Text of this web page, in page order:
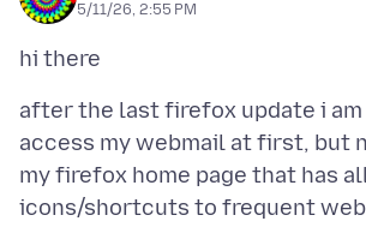
5/11/26, 2:55 PM
after the last firefox update i
access my webmail at first, but
my firefox home page that has